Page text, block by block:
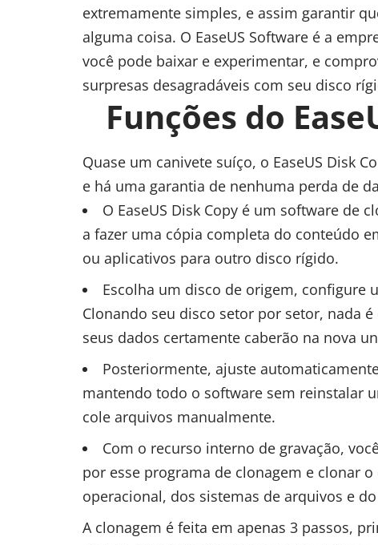
extremamente simples, e assim garantir
alguma coisa. O EaseUS Software é a
você pode baixar e experimentar, e
surpresas desagradáveis com seu disco
Funções do
Quase um canivete suíço, o EaseUS Disk
e há uma garantia de nenhuma perda de
O EaseUS Disk Copy é um software de
a fazer uma cópia completa do conteúdo
ou aplicativos para outro disco rígido.
Escolha um disco de origem, configure
Clonando seu disco setor por setor, nada
seus dados certamente caberão na nova
Posteriormente, ajuste
mantendo todo o software sem reinstalar
cole arquivos manualmente.
Com o recurso interno de gravação,
por esse programa de clonagem e clonar
operacional, dos sistemas de arquivos e
A clonagem é feita em apenas 3 passos,